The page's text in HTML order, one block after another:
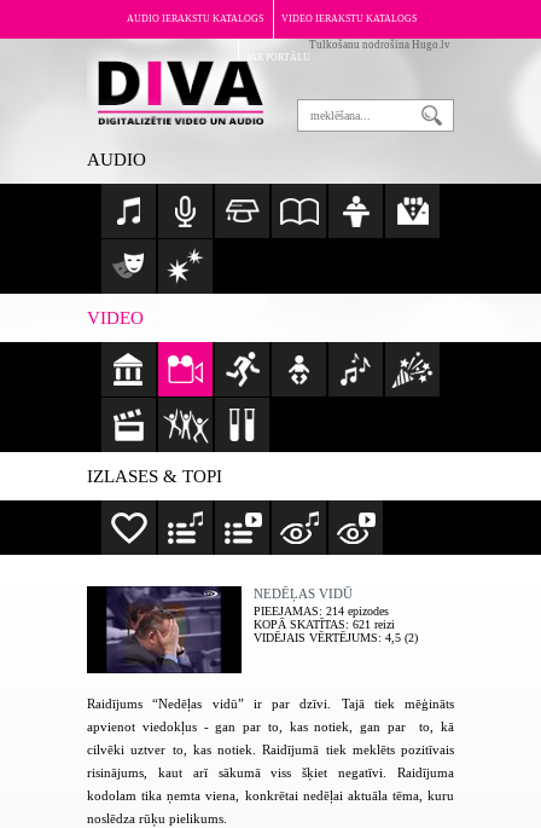
AUDIO IERAKSTU KATALOGS VIDEO IERAKSTU KATALOGS
PAR PORTĀLU
Tulkošanu nodrošina Hugo.lv
AUDIO
VIDEO
IZLASES & TOPI
NEDĒĻAS VIDŪ
PIEEJAMAS: 214 epizodes
KOPĀ SKATĪTAS: 621 reizi
VIDĒJAIS VĒRTĒJUMS: 4,5 (2)
Raidījums “Nedēļas vidū” ir par dzīvi. Tajā tiek mēģināts
apvienot viedokļus - gan par to, kas notiek, gan par to, kā
cilvēki uztver to, kas notiek. Raidījumā tiek meklēts pozitīvais
risinājums, kaut arī sākumā viss šķiet negatīvi. Raidījuma
kodolam tika ņemta viena, konkrētai nedēļai aktuāla tēma, kuru
noslēdza rūķu pielikums.